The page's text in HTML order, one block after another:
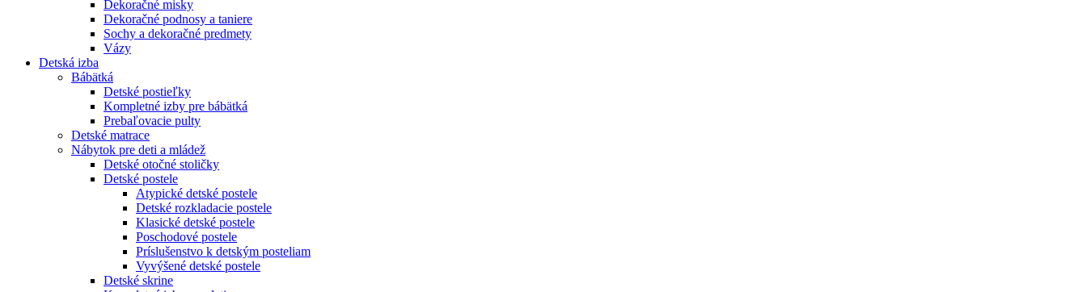
Dekoračné misky
Dekoračné podnosy a taniere
Sochy a dekoračné predmety
Vázy
Detská izba
Bábätká
Detské postieľky
Kompletné izby pre bábätká
Prebaľovacie pulty
Detské matrace
Nábytok pre deti a mládež
Detské otočné stoličky
Detské postele
Atypické detské postele
Detské rozkladacie postele
Klasické detské postele
Poschodové postele
Príslušenstvo k detským posteliam
Vyvýšené detské postele
Detské skrine